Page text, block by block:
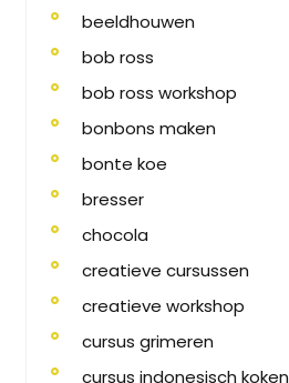
beeldhouwen
bob ross
bob ross workshop
bonbons maken
bonte koe
bresser
chocola
creatieve cursussen
creatieve workshop
cursus grimeren
cursus indonesisch koken